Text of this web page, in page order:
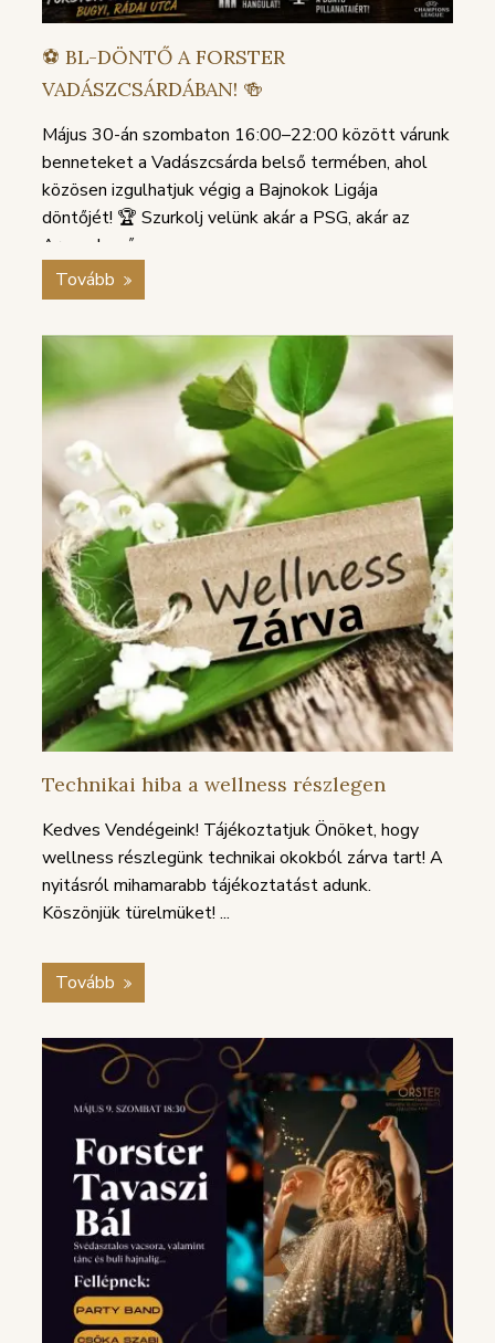
⚽️ BL-DÖNTŐ A FORSTER
VADÁSZCSÁRDÁBAN! 🍻
Május 30-án szombaton 16:00–22:00 között várunk
benneteket a Vadászcsárda belső termében, ahol
közösen izgulhatjuk végig a Bajnokok Ligája
döntőjét! 🏆 Szurkolj velünk akár a PSG, akár az
Arsenal győz...
Tovább
Technikai hiba a wellness részlegen
Kedves Vendégeink! Tájékoztatjuk Önöket, hogy
wellness részlegünk technikai okokból zárva tart! A
nyitásról mihamarabb tájékoztatást adunk.
Köszönjük türelmüket! ...
Tovább